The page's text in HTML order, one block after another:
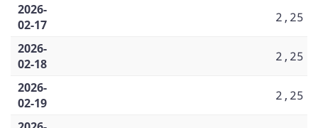
2026-
02-17
2,25
2026-
02-18
2,25
2026-
02-19
2,25